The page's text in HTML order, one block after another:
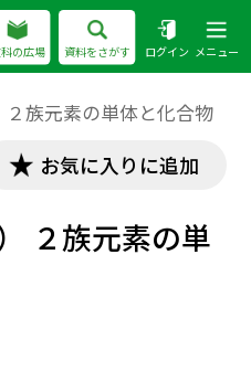
の広場 資料をさがす ログイン メニュー
２族元素の単体と化合物
お気に入りに追加
２族元素の単